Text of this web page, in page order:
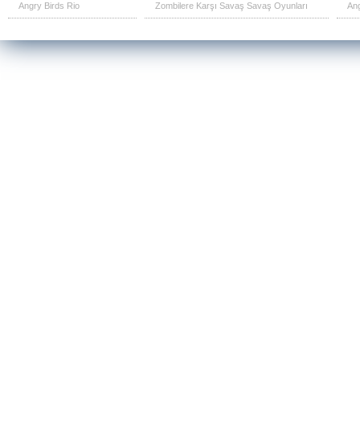
Angry Birds Rio Zombilere Karşı Savaş Savaş Oyunları